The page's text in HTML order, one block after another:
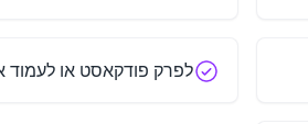
לפרק פודקאסט או לעמוד